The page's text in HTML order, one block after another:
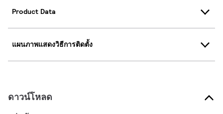
Product Data
แผนภาพแสดงวิธีการติดตั้ง
ดาวน์โหลด